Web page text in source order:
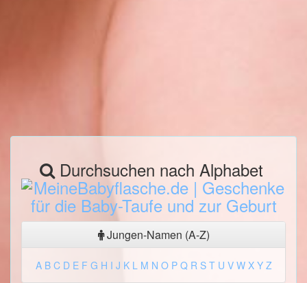
Durchsuchen nach Alphabet
Jungen-Namen (A-Z)
A B C D E F G H I J K L M N O P Q R S T U V W X Y Z